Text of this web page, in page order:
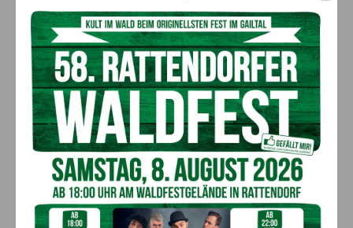
LH Peter Kaiser überreichte den Nockis anlässlich ihres 40-Jahr-Jubiläums
das Große Ehrenzeichen des Landes Kärnten. (c) Büro LH Kaiser